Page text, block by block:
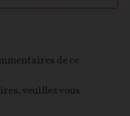
de ce
veuillez vous